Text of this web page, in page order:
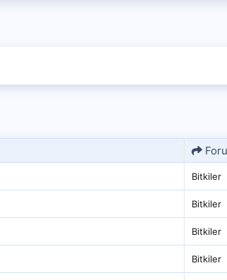
Bitkiler
Bitkiler
Bitkiler
Bitkiler